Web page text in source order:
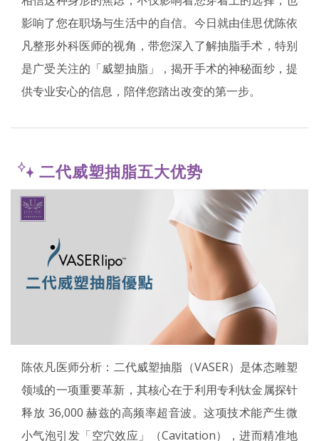
影响了您在职场与生活中的自信。今日就由佳思优陈依
凡整形外科医师的视角，带您深入了解抽脂手术，特别
是广受关注的「威塑抽脂」，揭开手术的神秘面纱，提
供专业安心的信息，陪伴您踏出改变的第一步。
二代威塑抽脂五大优势
陈依凡医师分析：二代威塑抽脂（VASER）是体态雕塑
领域的一项重要革新，其核心在于利用专利钛金属探针
释放 36,000 赫兹的高频率超音波。这项技术能产生微
小气泡引发「空穴效应」（Cavitation），进而精准地